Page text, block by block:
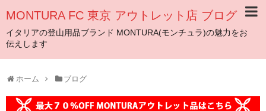
MONTURA FC 東京 アウトレット店 ブログ
イタリアの登山用品ブランド MONTURA(モンチュラ)の魅力をお
伝えします
ホーム ブログ